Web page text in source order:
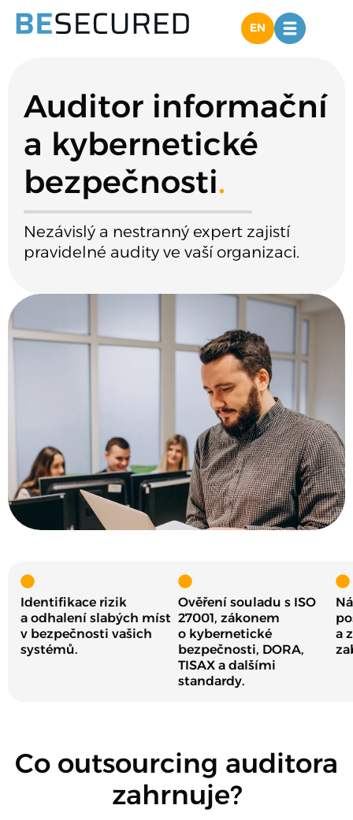
EN
Auditor informační
a kybernetické
bezpečnosti.
Nezávislý a nestranný expert zajistí
pravidelné audity ve vaší organizaci.
Identifikace rizik
a odhalení slabých míst
v bezpečnosti vašich
systémů.
Ověření souladu s ISO
27001, zákonem
o kybernetické
bezpečnosti, DORA,
TISAX a dalšími
standardy.
a
Co outsourcing auditora
zahrnuje?